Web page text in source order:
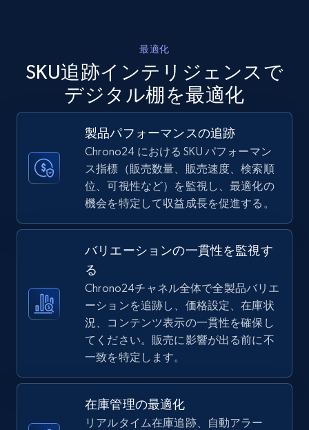
Walmart - products - Discover products by
using sku numbers
URL, Final price, Sku, Currency, Gtin,
Specifications, Image urls, Top reviews, and
874+ 今すぐ始める
TikTok Shop
URL, Title, Available, Description, Currency, Initial
price, Final price, Discount percent, and more.
5.4K+ 667+ 今すぐ始める
URL, Title, Available, Description, Currency, Initial
price, Final price, Discount percent, and more.
最適化
SKU追跡インテリジェンスで
デジタル棚を最適化
製品パフォーマンスの追跡
Chrono24 における SKU パフォーマン
ス指標（販売数量、販売速度、検索順
位、可視性など）を監視し、最適化の
機会を特定して収益成長を促進する。
バリエーションの一貫性を監視す
る
Chrono24チャネル全体で全製品バリエ
ーションを追跡し、価格設定、在庫状
況、コンテンツ表示の一貫性を確保し
てください。販売に影響が出る前に不
一致を特定します。
在庫管理の最適化
リアルタイム在庫追跡、自動アラー